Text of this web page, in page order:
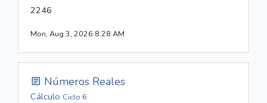
2246
Mon, Aug 3, 2026 8:28 AM
Números Reales
Cálculo Ciclo 6